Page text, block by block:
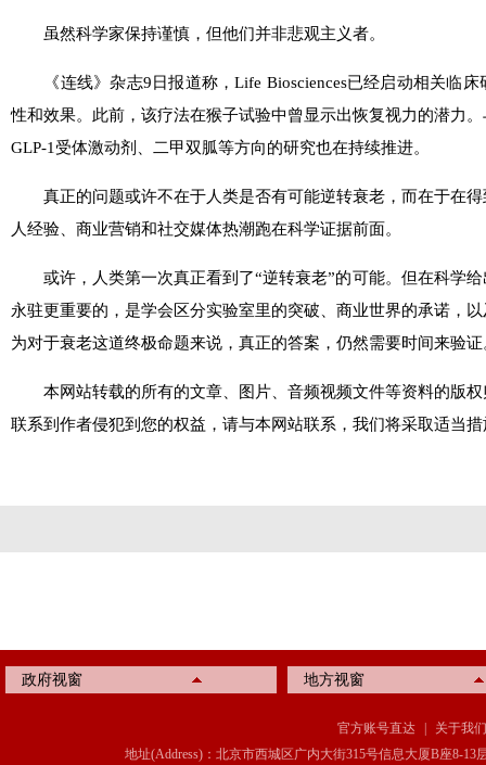
虽然科学家保持谨慎，但他们并非悲观主义者。
《连线》杂志9日报道称，Life Biosciences已经启动相关临床
性和效果。此前，该疗法在猴子试验中曾显示出恢复视力的潜力
GLP-1受体激动剂、二甲双胍等方向的研究也在持续推进。
真正的问题或许不在于人类是否有可能逆转衰老，而在于在得
人经验、商业营销和社交媒体热潮跑在科学证据前面。
或许，人类第一次真正看到了“逆转衰老”的可能。但在科学给
永驻更重要的，是学会区分实验室里的突破、商业世界的承诺，
为对于衰老这道终极命题来说，真正的答案，仍然需要时间来验
本网站转载的所有的文章、图片、音频视频文件等资料的版
联系到作者侵犯到您的权益，请与本网站联系，我们将采取适当措
政府视窗 地方视窗
官方账号直达
关于我们
地址(Address)：北京市西城区广内大街315号信息大厦B座8-13